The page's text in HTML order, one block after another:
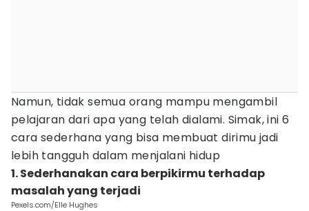
Namun, tidak semua orang mampu mengambil
pelajaran dari apa yang telah dialami. Simak, ini 6
cara sederhana yang bisa membuat dirimu jadi
lebih tangguh dalam menjalani hidup
1. Sederhanakan cara berpikirmu terhadap
masalah yang terjadi
Pexels.com/Elle Hughes